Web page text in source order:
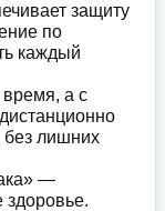
защиту
по
каждый
а с
без лишних
—
здоровье.